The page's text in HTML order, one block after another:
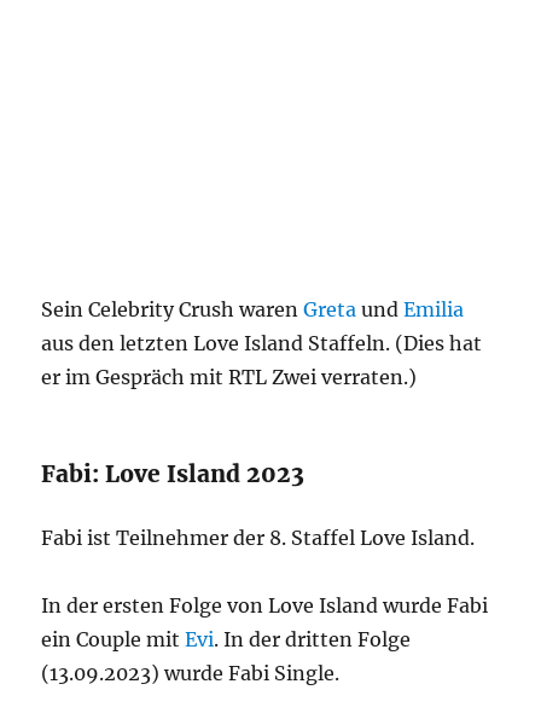
Sein Celebrity Crush warenGreta undEmilia
aus den letzten Love Island Staffeln. (Dies hat
er im Gespräch mit RTL Zwei verraten.)
Fabi: Love Island 2023
Fabi ist Teilnehmer der 8. Staffel Love Island.
In der ersten Folge von Love Island wurde Fabi
ein Couple mitEvi. In der dritten Folge
(13.09.2023) wurde Fabi Single.